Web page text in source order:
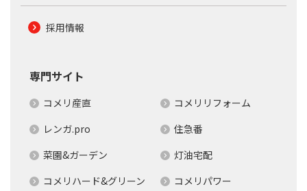
採用情報
専門サイト
コメリ産直
コメリリフォーム
レンガ.pro
住急番
菜園&ガーデン
灯油宅配
コメリハード&グリーン
コメリパワー